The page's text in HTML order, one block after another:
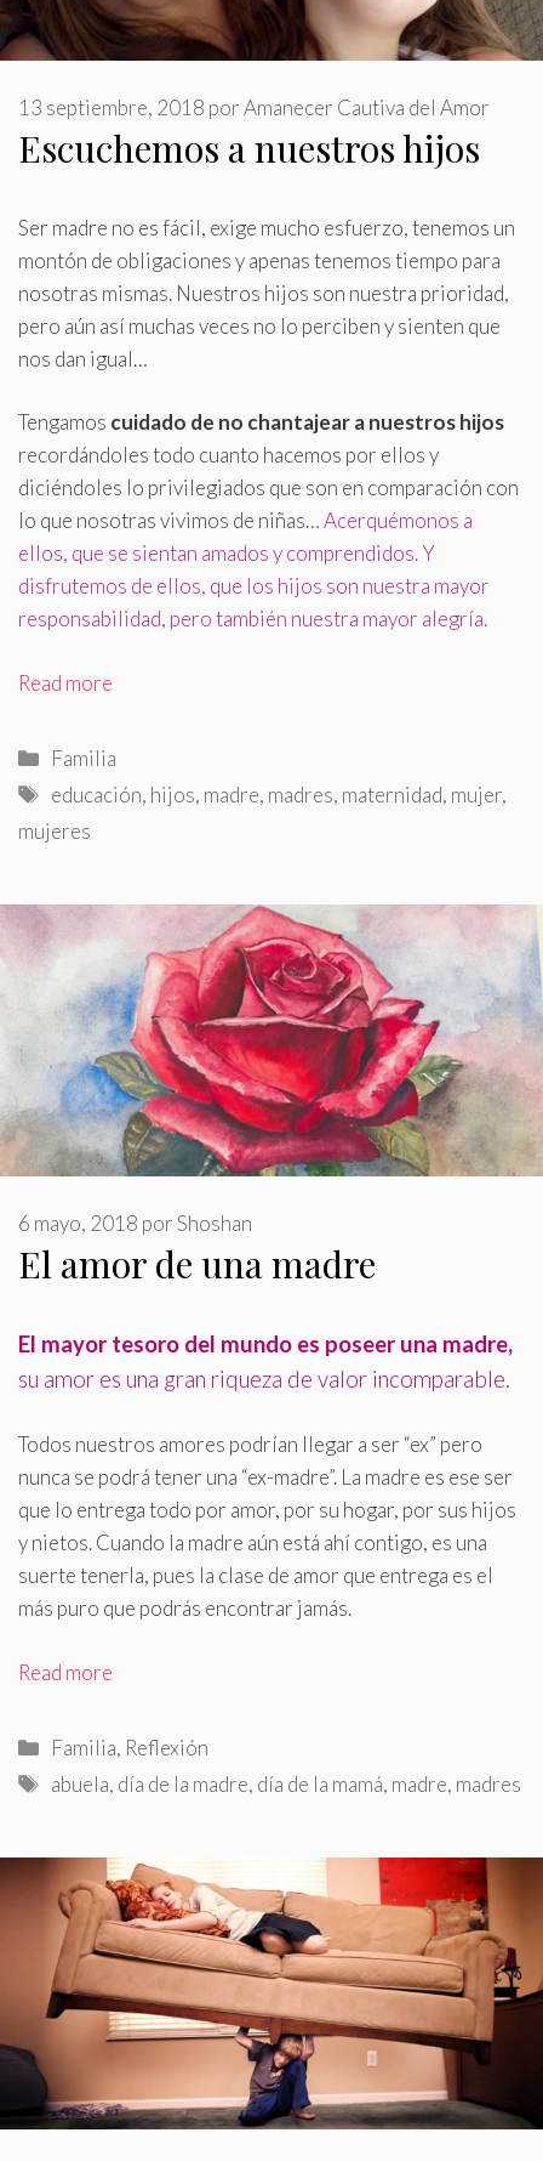
Escuchemos a nuestros hijos
13 septiembre, 2018 porAmanecer Cautiva del Amor
Ser madre no es fácil, exige mucho esfuerzo, tenemos un
montón de obligaciones y apenas tenemos tiempo para
nosotras mismas. Nuestros hijos son nuestra prioridad,
pero aún así muchas veces no lo perciben y sienten que
nos dan igual…
Tengamos cuidado de no chantajear a nuestros hijos
recordándoles todo cuanto hacemos por ellos y
diciéndoles lo privilegiados que son en comparación con
lo que nosotras vivimos de niñas…Acerquémonos a
ellos, que se sientan amados y comprendidos. Y
disfrutemos de ellos, que los hijos son nuestra mayor
responsabilidad, pero también nuestra mayor alegría.
Read more
Categorías
Familia
Etiquetas
educación, hijos, madre, madres, maternidad, mujer,
mujeres
El amor de una madre
6 mayo, 2018 porShoshan
El mayor tesoro del mundo es poseer una madre,
su amor es una gran riqueza de valor incomparable.
Todos nuestros amores podrían llegar a ser “ex” pero
nunca se podrá tener una “ex-madre”. La madre es ese ser
que lo entrega todo por amor, por su hogar, por sus hijos
y nietos. Cuando la madre aún está ahí contigo, es una
suerte tenerla, pues la clase de amor que entrega es el
más puro que podrás encontrar jamás.
Read more
Categorías
Familia, Reflexión
Etiquetas
abuela, día de la madre, día de la mamá, madre, madres